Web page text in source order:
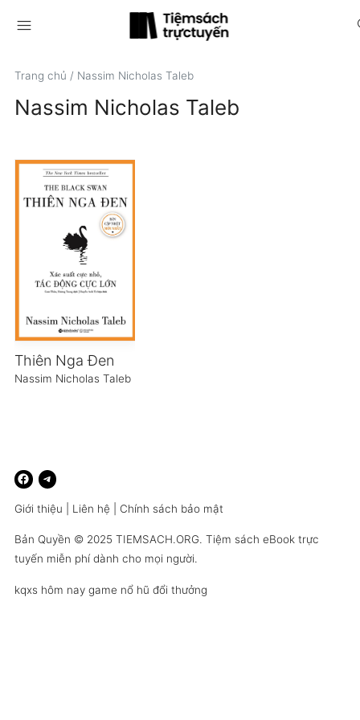
menu
Trang chủ / Nassim Nicholas Taleb
Nassim Nicholas Taleb
Thiên Nga Đen
Nassim Nicholas Taleb
Giới thiệu Liên hệ Chính sách bảo mật
Bản Quyền © 2025 TIEMSACH.ORG. Tiệm sách eBook trực
tuyến miễn phí dành cho mọi người.
kqxs hôm nay game nổ hũ đổi thưởng